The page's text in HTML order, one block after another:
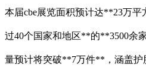
本届cbe展览面积预计达**23万
过40个国家和地区**的**3500余
量预计将突破**7万件**，涵盖护